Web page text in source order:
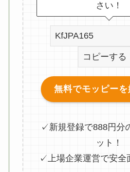
さい！
コピーする
無料でモッピーを
✓新規登録で888円分
ット！
✓上場企業運営で安全